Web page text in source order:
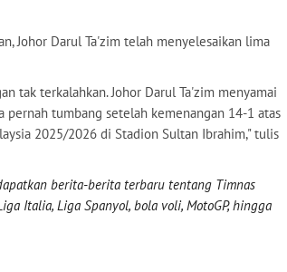
Johor Darul Ta'zim telah menyelesaikan lima
tak terkalahkan. Johor Darul Ta'zim menyamai
pernah tumbang setelah kemenangan 14-1 atas
2025/2026 di Stadion Sultan Ibrahim," tulis
berita-berita terbaru tentang Timnas
Italia, Liga Spanyol, bola voli, MotoGP, hingga